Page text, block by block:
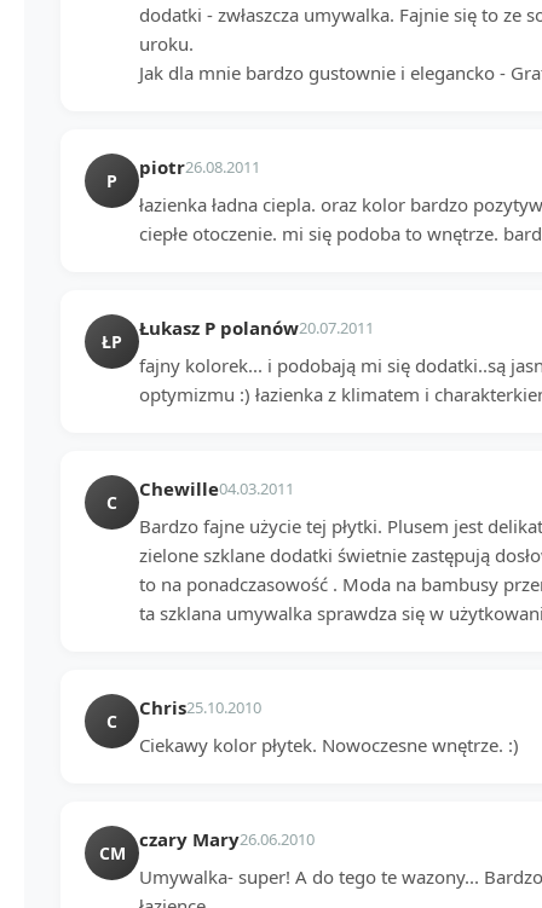
dodatki - zwłaszcza umywalka. Fajnie się to ze
uroku.
Jak dla mnie bardzo gustownie i elegancko -
P
piotr26.08.2011
łazienka ładna ciepla. oraz kolor bardzo
ciepłe otoczenie. mi się podoba to wnętrze.
ŁP
Łukasz P polanów20.07.2011
fajny kolorek... i podobają mi się dodatki..są
optymizmu :) łazienka z klimatem i
C
Chewille04.03.2011
Bardzo fajne użycie tej płytki. Plusem jest
zielone szklane dodatki świetnie zastępują
to na ponadczasowość . Moda na bambusy
ta szklana umywalka sprawdza się w
C
Chris25.10.2010
Ciekawy kolor płytek. Nowoczesne wnętrze. :)
CM
czary Mary26.06.2010
Umywalka- super! A do tego te wazony...